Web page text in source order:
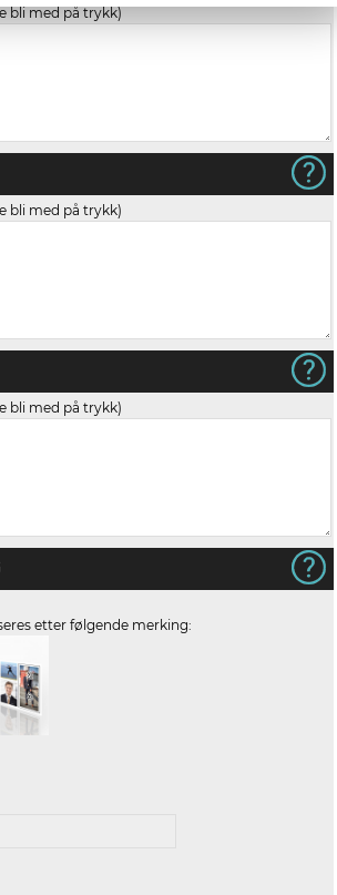
bli med på trykk)
bli med på trykk)
bli med på trykk)
etter følgende merking: